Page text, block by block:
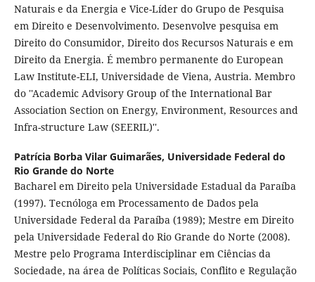
Naturais e da Energia e Vice-Líder do Grupo de Pesquisa
em Direito e Desenvolvimento. Desenvolve pesquisa em
Direito do Consumidor, Direito dos Recursos Naturais e em
Direito da Energia. É membro permanente do European
Law Institute-ELI, Universidade de Viena, Austria. Membro
do ''Academic Advisory Group of the International Bar
Association Section on Energy, Environment, Resources and
Infra-structure Law (SEERIL)''.
Patrícia Borba Vilar Guimarães, Universidade Federal do
Rio Grande do Norte
Bacharel em Direito pela Universidade Estadual da Paraíba
(1997). Tecnóloga em Processamento de Dados pela
Universidade Federal da Paraíba (1989); Mestre em Direito
pela Universidade Federal do Rio Grande do Norte (2008).
Mestre pelo Programa Interdisciplinar em Ciências da
Sociedade, na área de Políticas Sociais, Conflito e Regulação